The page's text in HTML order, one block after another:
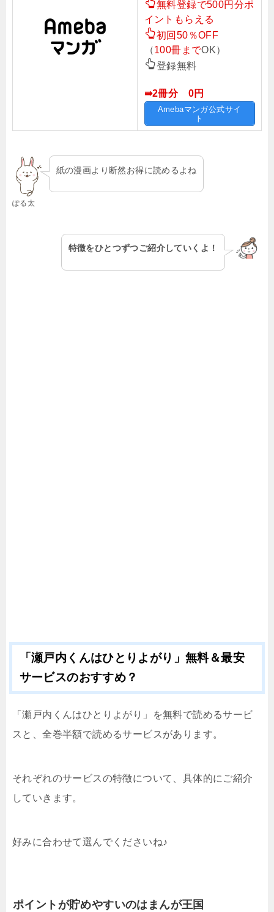
無料登録で500円分ポ
イントもらえる
初回50％OFF
（100冊までOK）
登録無料
⇛2冊分 0円
Amebaマンガ公式サイ
ト
ぽる太
紙の漫画より断然お得に読めるよね
特徴をひとつずつご紹介していくよ！
「瀬戸内くんはひとりよがり」無料＆最安
サービスのおすすめ？
「瀬戸内くんはひとりよがり」を無料で読めるサービ
スと、全巻半額で読めるサービスがあります。
それぞれのサービスの特徴について、具体的にご紹介
していきます。
好みに合わせて選んでくださいね♪
ポイントが貯めやすいのはまんが王国